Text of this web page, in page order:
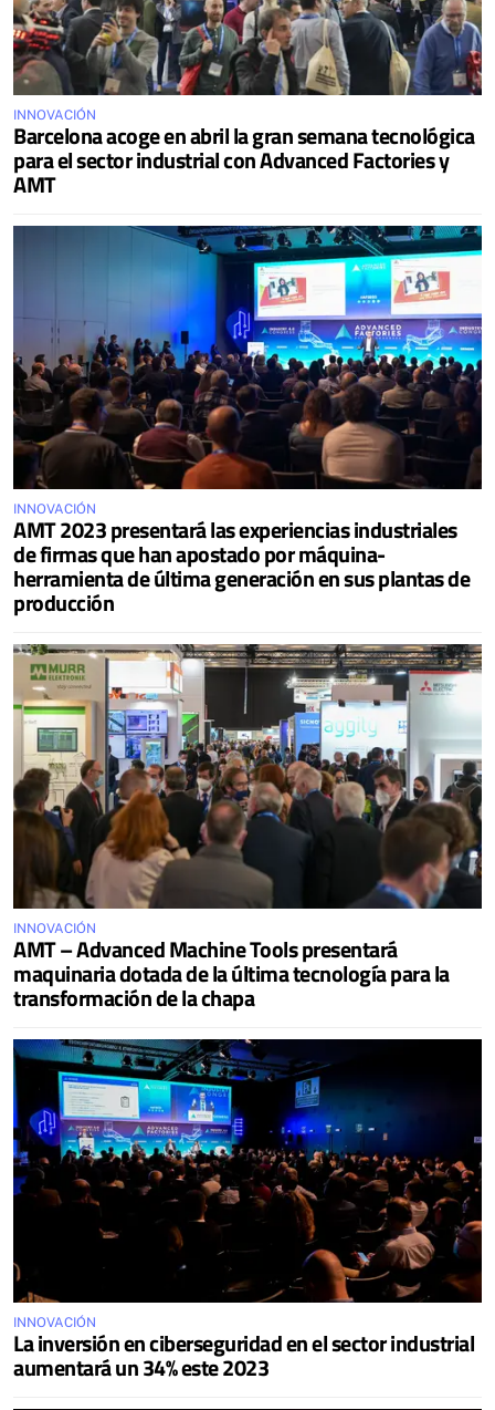
INNOVACIÓN
Barcelona acoge en abril la gran semana tecnológica
para el sector industrial con Advanced Factories y
AMT
INNOVACIÓN
AMT 2023 presentará las experiencias industriales
de firmas que han apostado por máquina-
herramienta de última generación en sus plantas de
producción
INNOVACIÓN
AMT – Advanced Machine Tools presentará
maquinaria dotada de la última tecnología para la
transformación de la chapa
INNOVACIÓN
La inversión en ciberseguridad en el sector industrial
aumentará un 34% este 2023